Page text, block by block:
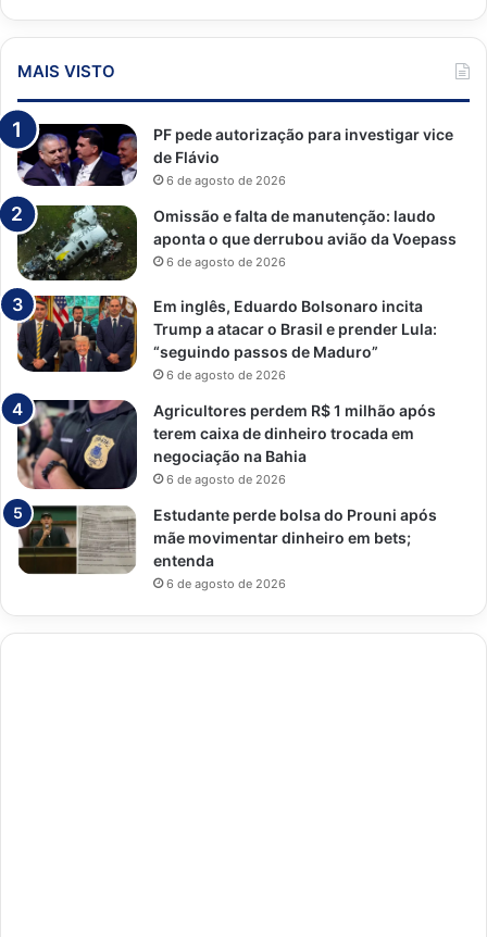
MAIS VISTO
PF pede autorização para investigar vice
de Flávio
6 de agosto de 2026
Omissão e falta de manutenção: laudo
aponta o que derrubou avião da Voepass
6 de agosto de 2026
Em inglês, Eduardo Bolsonaro incita
Trump a atacar o Brasil e prender Lula:
“seguindo passos de Maduro”
6 de agosto de 2026
Agricultores perdem R$ 1 milhão após
terem caixa de dinheiro trocada em
negociação na Bahia
6 de agosto de 2026
Estudante perde bolsa do Prouni após
mãe movimentar dinheiro em bets;
entenda
6 de agosto de 2026